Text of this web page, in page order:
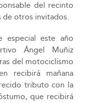
del recinto
de otros invitados.
especial este año
Ángel Muñiz
del motociclismo
recibirá mañana
tributo con la
que recibirá